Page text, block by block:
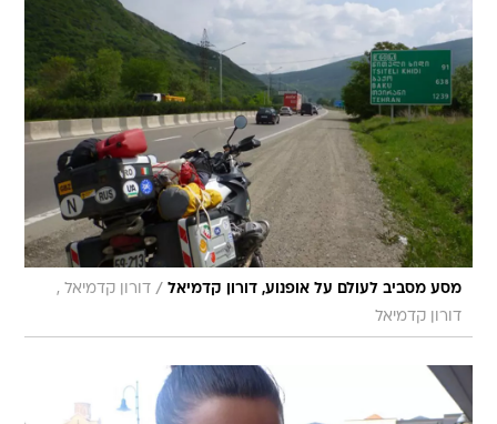
מסע מסביב לעולם על אופנוע, דורון קדמיאל / דורון קדמיאל ,
דורון קדמיאל